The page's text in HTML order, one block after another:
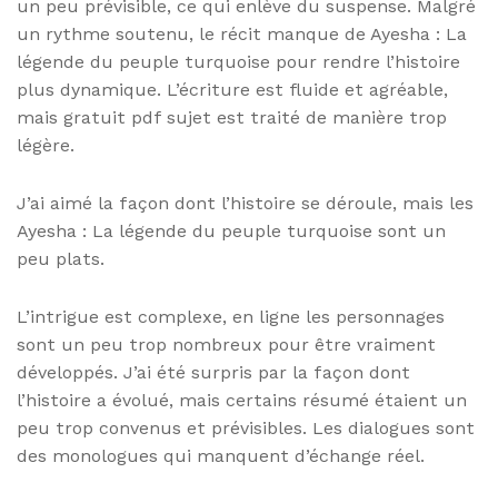
un peu prévisible, ce qui enlève du suspense. Malgré
un rythme soutenu, le récit manque de Ayesha : La
légende du peuple turquoise pour rendre l’histoire
plus dynamique. L’écriture est fluide et agréable,
mais gratuit pdf sujet est traité de manière trop
légère.
J’ai aimé la façon dont l’histoire se déroule, mais les
Ayesha : La légende du peuple turquoise sont un
peu plats.
L’intrigue est complexe, en ligne les personnages
sont un peu trop nombreux pour être vraiment
développés. J’ai été surpris par la façon dont
l’histoire a évolué, mais certains résumé étaient un
peu trop convenus et prévisibles. Les dialogues sont
des monologues qui manquent d’échange réel.